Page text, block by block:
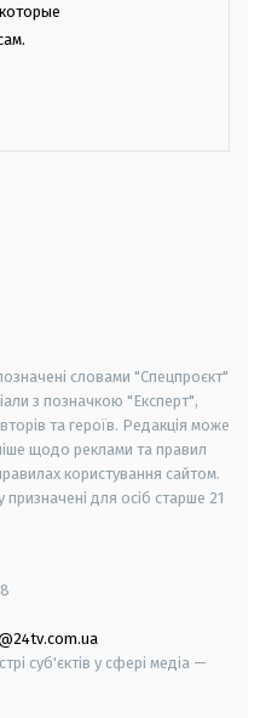
словами "Спецпроєкт"
з позначкою "Експерт",
та героїв. Редакція може
щодо реклами та правил
користування сайтом.
призначені для осіб старше 21
суб'єктів у сфері медіа —